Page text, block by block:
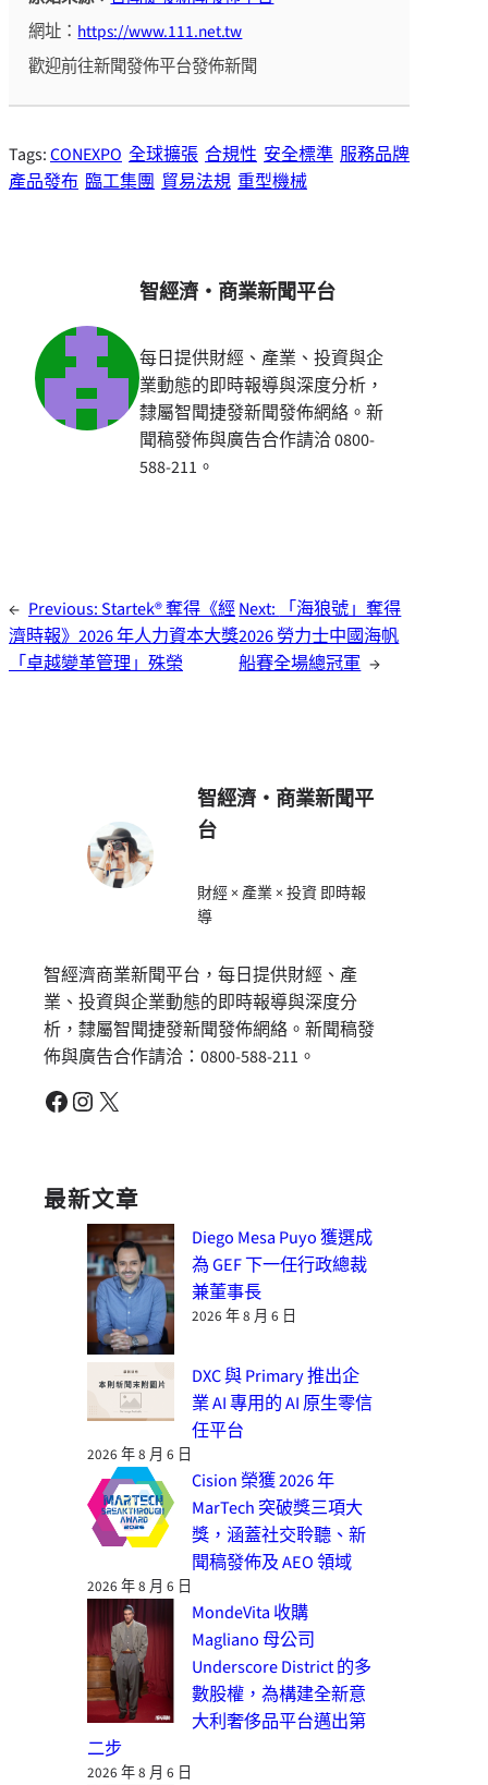
網址： https://www.111.net.tw
歡迎前往新聞發佈平台發佈新聞
Tags:CONEXPO 全球擴張 合規性 安全標準 服務品牌
產品發布 臨工集團 貿易法規 重型機械
智經濟・商業新聞平台
每日提供財經、產業、投資與企
業動態的即時報導與深度分析，
隸屬智聞捷發新聞發佈網絡。新
聞稿發佈與廣告合作請洽 0800-
588-211。
← Previous:Startek® 奪得《經
濟時報》2026 年人力資本大獎
「卓越變革管理」殊榮
Next:
「海狼號」奪得
2026 勞力士中國海帆
船賽全場總冠軍 →
智經濟・商業新聞平
台
財經 × 產業 × 投資 即時報
導
智經濟商業新聞平台，每日提供財經、產
業、投資與企業動態的即時報導與深度分
析，隸屬智聞捷發新聞發佈網絡。新聞稿發
佈與廣告合作請洽：0800-588-211。
Facebook Instagram X
最新文章
Diego Mesa Puyo 獲選成
為 GEF 下一任行政總裁
兼董事長
2026 年 8 月 6 日
DXC 與 Primary 推出企
業 AI 專用的 AI 原生零信
任平台
2026 年 8 月 6 日
Cision 榮獲 2026 年
MarTech 突破獎三項大
獎，涵蓋社交聆聽、新
聞稿發佈及 AEO 領域
2026 年 8 月 6 日
MondeVita 收購
Magliano 母公司
Underscore District 的多
數股權，為構建全新意
大利奢侈品平台邁出第
二步
2026 年 8 月 6 日